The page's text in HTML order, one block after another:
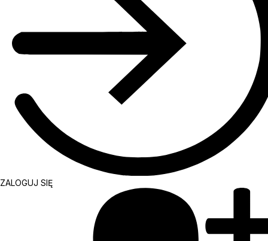
ZALOGUJ SIĘ